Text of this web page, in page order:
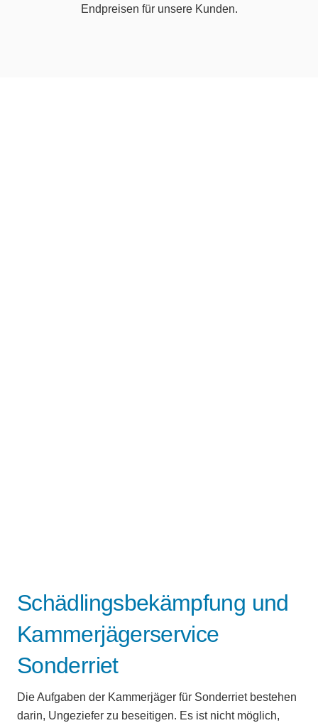
Endpreisen für unsere Kunden.
Schädlingsbekämpfung und
Kammerjägerservice
Sonderriet
Die Aufgaben der Kammerjäger für Sonderriet bestehen
darin, Ungeziefer zu beseitigen. Es ist nicht möglich,